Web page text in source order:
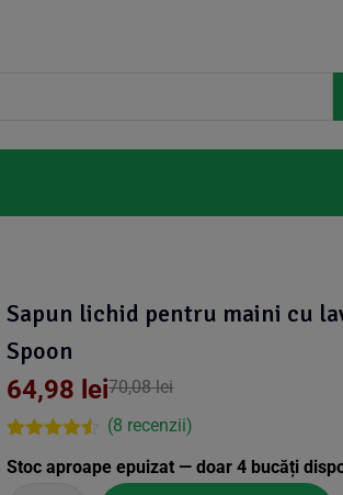
Sapun lichid pentru maini cu
Spoon
70,08lei
64,98 lei
out of 5
(8 recenzii)
Stoc aproape epuizat — doar4 bucăți